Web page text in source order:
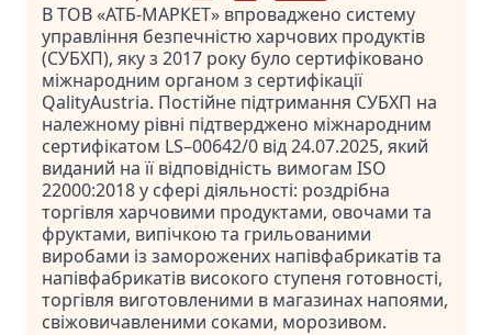
В ТОВ «АТБ-МАРКЕТ» впроваджено систему
управління безпечністю харчових продуктів
(СУБХП), яку з 2017 року було сертифіковано
міжнародним органом з сертифікації
QalityAustria. Постійне підтримання СУБХП на
належному рівні підтверджено міжнародним
сертифікатом LS–00642/0 від 24.07.2025, який
виданий на її відповідність вимогам ISO
22000:2018 у сфері діяльності: роздрібна
торгівля харчовими продуктами, овочами та
фруктами, випічкою та грильованими
виробами із заморожених напівфабрикатів та
напівфабрикатів високого ступеня готовності,
торгівля виготовленими в магазинах напоями,
свіжовичавленими соками, морозивом.